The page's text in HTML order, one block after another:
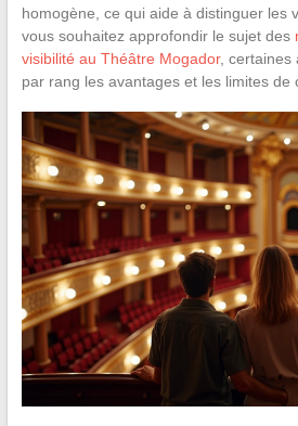
homogène, ce qui aide à distinguer les
vous souhaitez approfondir le sujet des
visibilité au Théâtre Mogador, certaines
par rang les avantages et les limites de